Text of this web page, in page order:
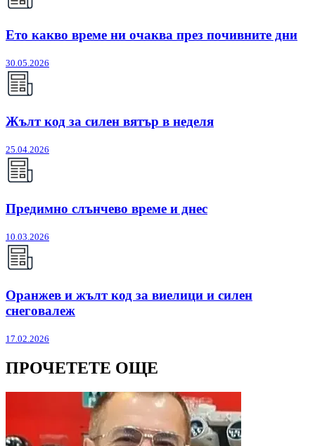
Ето какво време ни очаква през почивните дни
30.05.2026
Жълт код за силен вятър в неделя
25.04.2026
Предимно слънчево време и днес
10.03.2026
Оранжев и жълт код за виелици и силен
снеговалеж
17.02.2026
ПРОЧЕТЕТЕ ОЩЕ